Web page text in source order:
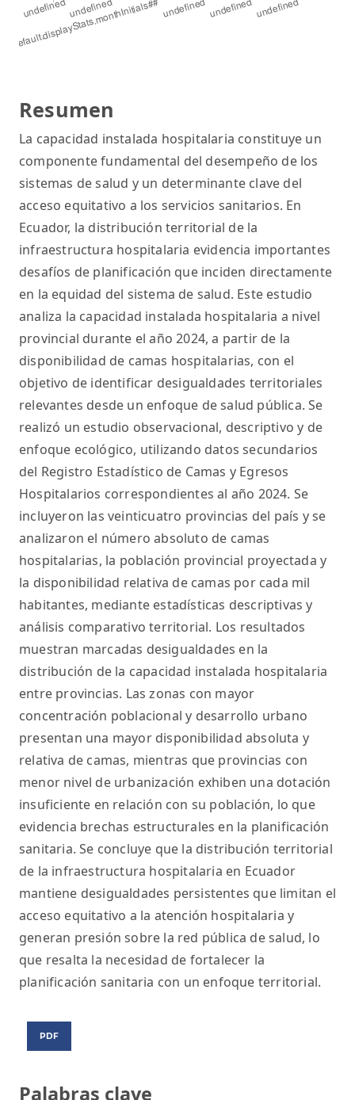
Palabras clave
Resumen
La capacidad instalada hospitalaria constituye un
componente fundamental del desempeño de los
sistemas de salud y un determinante clave del
acceso equitativo a los servicios sanitarios. En
Ecuador, la distribución territorial de la
infraestructura hospitalaria evidencia importantes
desafíos de planificación que inciden directamente
en la equidad del sistema de salud. Este estudio
analiza la capacidad instalada hospitalaria a nivel
provincial durante el año 2024, a partir de la
disponibilidad de camas hospitalarias, con el
objetivo de identificar desigualdades territoriales
relevantes desde un enfoque de salud pública. Se
realizó un estudio observacional, descriptivo y de
enfoque ecológico, utilizando datos secundarios
del Registro Estadístico de Camas y Egresos
Hospitalarios correspondientes al año 2024. Se
incluyeron las veinticuatro provincias del país y se
analizaron el número absoluto de camas
hospitalarias, la población provincial proyectada y
la disponibilidad relativa de camas por cada mil
habitantes, mediante estadísticas descriptivas y
análisis comparativo territorial. Los resultados
muestran marcadas desigualdades en la
distribución de la capacidad instalada hospitalaria
entre provincias. Las zonas con mayor
concentración poblacional y desarrollo urbano
presentan una mayor disponibilidad absoluta y
relativa de camas, mientras que provincias con
menor nivel de urbanización exhiben una dotación
insuficiente en relación con su población, lo que
evidencia brechas estructurales en la planificación
sanitaria. Se concluye que la distribución territorial
de la infraestructura hospitalaria en Ecuador
mantiene desigualdades persistentes que limitan el
acceso equitativo a la atención hospitalaria y
generan presión sobre la red pública de salud, lo
que resalta la necesidad de fortalecer la
planificación sanitaria con un enfoque territorial.
PDF